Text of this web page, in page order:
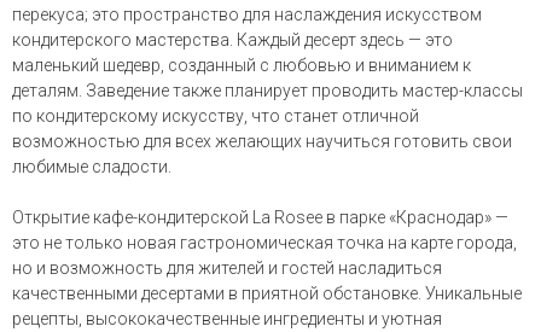
перекуса; это пространство для наслаждения искусством
кондитерского мастерства. Каждый десерт здесь — это
маленький шедевр, созданный с любовью и вниманием к
деталям. Заведение также планирует проводить мастер-классы
по кондитерскому искусству, что станет отличной
возможностью для всех желающих научиться готовить свои
любимые сладости.
Открытие кафе-кондитерской La Rosee в парке «Краснодар» —
это не только новая гастрономическая точка на карте города,
но и возможность для жителей и гостей насладиться
качественными десертами в приятной обстановке. Уникальные
рецепты, высококачественные ингредиенты и уютная